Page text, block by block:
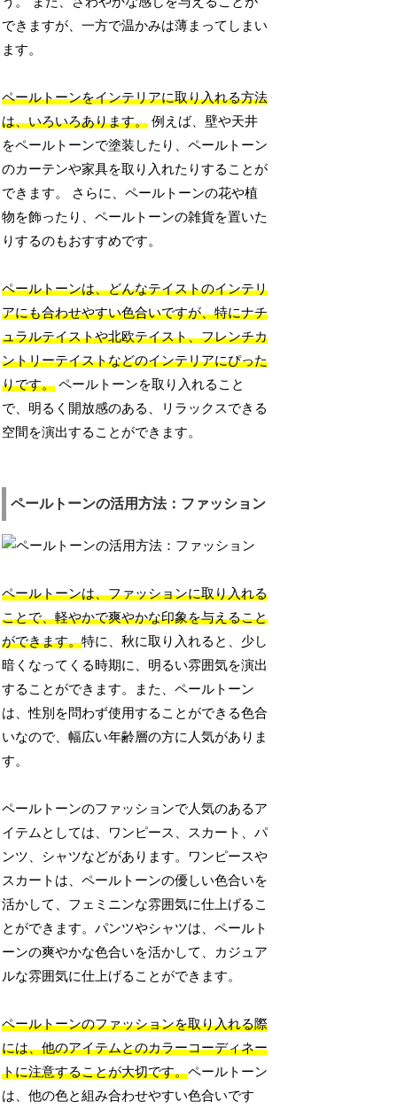
できますが、一方で温かみは薄まってしまい
ます。
ペールトーンをインテリアに取り入れる方法
は、いろいろあります。 例えば、壁や天井
をペールトーンで塗装したり、ペールトーン
のカーテンや家具を取り入れたりすることが
できます。 さらに、ペールトーンの花や植
物を飾ったり、ペールトーンの雑貨を置いた
りするのもおすすめです。
ペールトーンは、どんなテイストのインテリ
アにも合わせやすい色合いですが、特にナチ
ュラルテイストや北欧テイスト、フレンチカ
ントリーテイストなどのインテリアにぴった
りです。 ペールトーンを取り入れること
で、明るく開放感のある、リラックスできる
空間を演出することができます。
ペールトーンの活用方法：ファッション
ペールトーンは、ファッションに取り入れる
ことで、軽やかで爽やかな印象を与えること
ができます。特に、秋に取り入れると、少し
暗くなってくる時期に、明るい雰囲気を演出
することができます。また、ペールトーン
は、性別を問わず使用することができる色合
いなので、幅広い年齢層の方に人気がありま
す。
ペールトーンのファッションで人気のあるア
イテムとしては、ワンピース、スカート、パ
ンツ、シャツなどがあります。ワンピースや
スカートは、ペールトーンの優しい色合いを
活かして、フェミニンな雰囲気に仕上げるこ
とができます。パンツやシャツは、ペールト
ーンの爽やかな色合いを活かして、カジュア
ルな雰囲気に仕上げることができます。
ペールトーンのファッションを取り入れる際
には、他のアイテムとのカラーコーディネー
トに注意することが大切です。ペールトーン
は、他の色と組み合わせやすい色合いです